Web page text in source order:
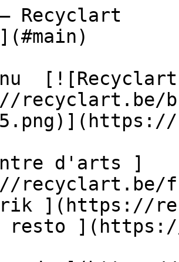
–
recyclart.be/
recyclart.be/
](https://
resto